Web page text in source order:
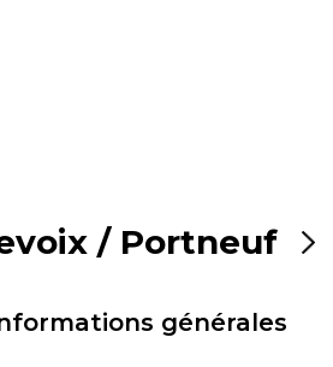
/ Portneuf
générales